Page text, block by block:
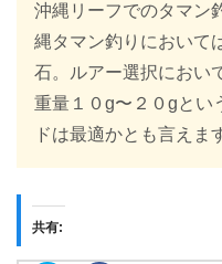
沖縄リーフでのタマン
縄タマン釣りにおいて
石。ルアー選択におい
重量１０g〜２０gとい
ドは最適かとも言えま
共有: